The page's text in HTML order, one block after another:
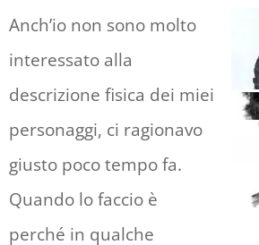
Anch’io non sono molto
interessato alla
descrizione fisica dei miei
personaggi, ci ragionavo
giusto poco tempo fa.
Quando lo faccio è
perché in qualche